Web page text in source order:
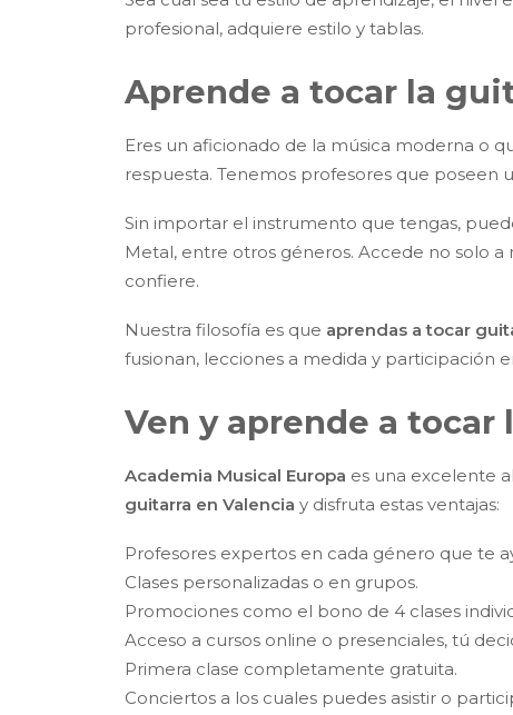
profesional, adquiere estilo y tablas.
Aprende a tocar la
Eres un aficionado de la música moderna o
respuesta. Tenemos profesores que poseen
Sin importar el instrumento que tengas,
Metal, entre otros géneros. Accede no solo a
confiere.
Nuestra filosofía es que aprendas a tocar
fusionan, lecciones a medida y participación
Ven y aprende a tocar
Academia Musical Europa es una excelente
guitarra en Valencia y disfruta estas ventajas:
Profesores expertos en cada género que te
Clases personalizadas o en grupos.
Promociones como el bono de 4 clases
Acceso a cursos online o presenciales, tú
Primera clase completamente gratuita.
Conciertos a los cuales puedes asistir o